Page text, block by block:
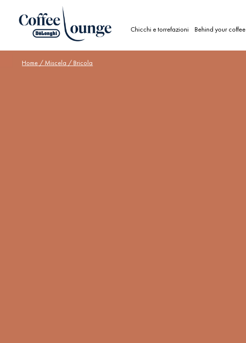
Chicchi e torrefazioni Behind your coffee
Home / Miscela / Bricola